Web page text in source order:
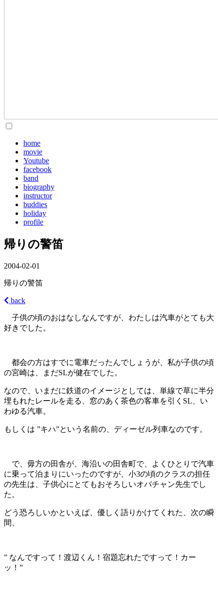
home
movie
Youtube
facebook
band
biography
instructor
buddies
holiday
profile
帰りの警笛
2004-02-01
帰りの警笛
back
子供の頃のおはなしなんですが、わたしは汽車がとても大
好きでした。
都会の方はすでに電車だったんでしょうが、私が子供の頃
の宮崎は、まだSLが健在でした。
なので、いまだに鉄道のイメージとしては、単線で草に半分
埋もれたレールを走る、窓のあく茶色の客車を引くSL、い
わゆる汽車。
もしくは ”キハ”という名前の、ディーゼル列車なのです。
で、毋方の田舎が、海沿いの田舎町で、よくひとりで汽車
に乗って泊まりにいったのですが、小3の頃のクラスの担任
の先生は、子供心にとてもおそろしいオバチャン先生でし
た。
どう恐ろしいかといえば、優しく語りかけてくれた、次の瞬
間、
” なんですって！渡辺くん！宿題忘れたですって！カー
ッ！”